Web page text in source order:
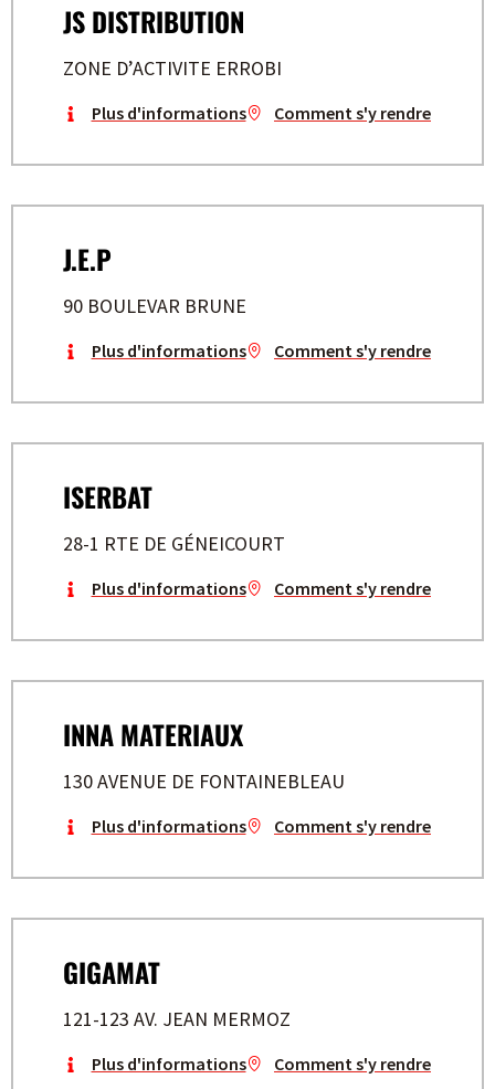
JS DISTRIBUTION
ZONE D’ACTIVITE ERROBI
Plus d'informations Comment s'y rendre
J.E.P
90 BOULEVAR BRUNE
Plus d'informations Comment s'y rendre
ISERBAT
28-1 RTE DE GÉNEICOURT
Plus d'informations Comment s'y rendre
INNA MATERIAUX
130 AVENUE DE FONTAINEBLEAU
Plus d'informations Comment s'y rendre
GIGAMAT
121-123 AV. JEAN MERMOZ
Plus d'informations Comment s'y rendre